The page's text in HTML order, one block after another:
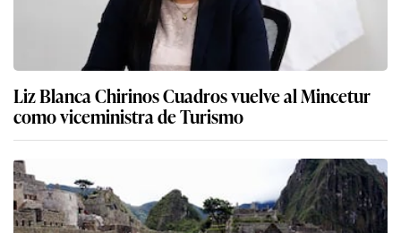
Liz Blanca Chirinos Cuadros vuelve al Mincetur
como viceministra de Turismo